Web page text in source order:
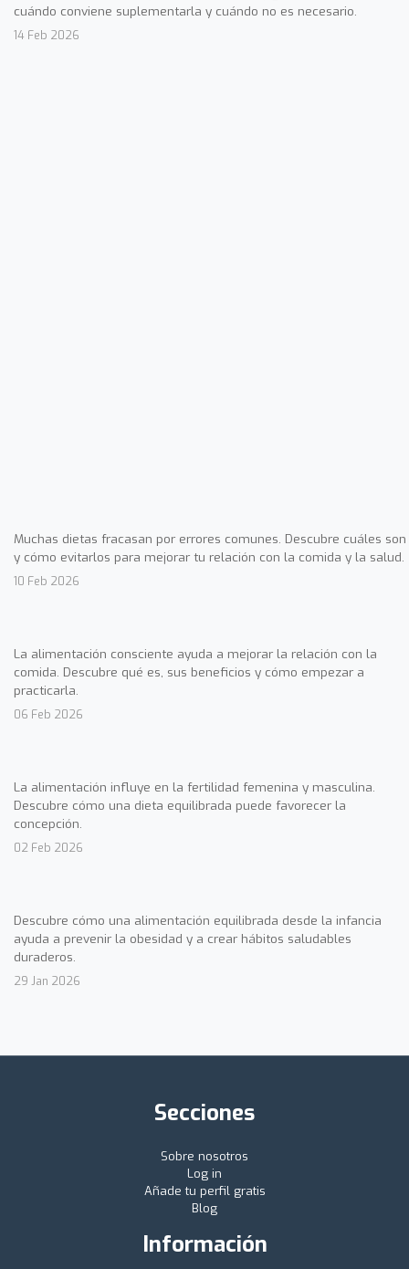
cuándo conviene suplementarla y cuándo no es necesario.
14 Feb 2026
Muchas dietas fracasan por errores comunes. Descubre cuáles son
y cómo evitarlos para mejorar tu relación con la comida y la salud.
10 Feb 2026
La alimentación consciente ayuda a mejorar la relación con la
comida. Descubre qué es, sus beneficios y cómo empezar a
practicarla.
06 Feb 2026
La alimentación influye en la fertilidad femenina y masculina.
Descubre cómo una dieta equilibrada puede favorecer la
concepción.
02 Feb 2026
Descubre cómo una alimentación equilibrada desde la infancia
ayuda a prevenir la obesidad y a crear hábitos saludables
duraderos.
29 Jan 2026
Secciones
Sobre nosotros
Log in
Añade tu perfil gratis
Blog
Información